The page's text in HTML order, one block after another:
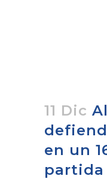
11 Dic
en un
partida